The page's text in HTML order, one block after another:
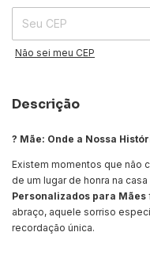
Não sei meu CEP
Descrição
? Mãe: Onde a Nossa
Existem momentos que não
de um lugar de honra na
Personalizados para Mães
abraço, aquele sorriso
recordação única.